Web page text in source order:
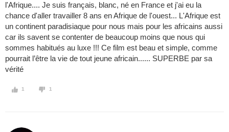
l'Afrique.... Je suis français, blanc, né en France et j'ai eu la
chance d'aller travailler 8 ans en Afrique de l'ouest... L'Afrique est
un continent paradisiaque pour nous mais pour les africains aussi
car ils savent se contenter de beaucoup moins que nous qui
sommes habitués au luxe !!! Ce film est beau et simple, comme
pourrait l’être la vie de tout jeune africain...... SUPERBE par sa
vérité
1 1